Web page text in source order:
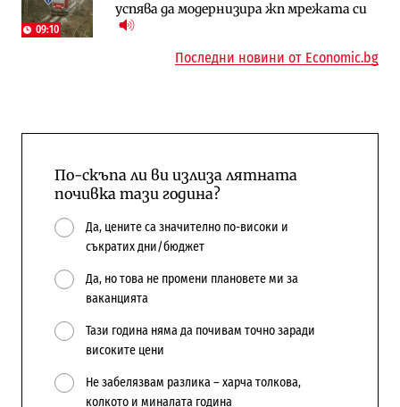
09:10
успява да модернизира жп мрежата си
поръчки?
Последни новини от Economic.bg
По-скъпа ли ви излиза лятната
почивка тази година?
Да, цените са значително по-високи и
съкратих дни/бюджет
Да, но това не промени плановете ми за
ваканцията
Тази година няма да почивам точно заради
високите цени
Не забелязвам разлика – харча толкова,
колкото и миналата година